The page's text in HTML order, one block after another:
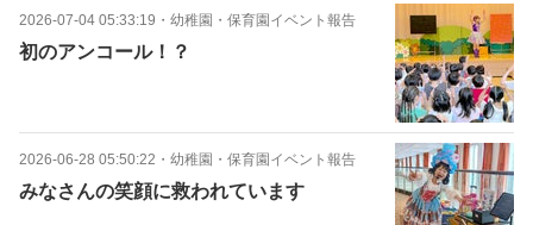
2026-07-04 05:33:19 ・ 幼稚園・保育園イベント報告
初のアンコール！？
2026-06-28 05:50:22 ・ 幼稚園・保育園イベント報告
みなさんの笑顔に救われています